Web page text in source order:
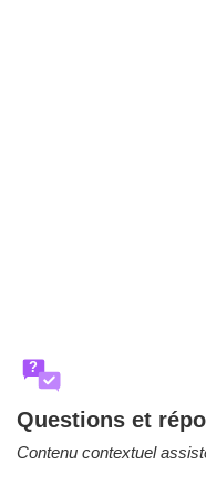
?
Questions et
Contenu contextuel